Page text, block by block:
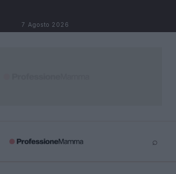
7 Agosto 2026
⌕